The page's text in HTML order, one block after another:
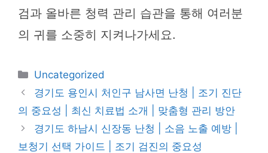
검과 올바른 청력 관리 습관을 통해 여러분
의 귀를 소중히 지켜나가세요.
카
테
고
리
Uncategorized
경기도 용인시 처인구 남사면 난청 | 조기 진단
의 중요성 | 최신 치료법 소개 | 맞춤형 관리 방안
경기도 하남시 신장동 난청 | 소음 노출 예방 |
보청기 선택 가이드 | 조기 검진의 중요성